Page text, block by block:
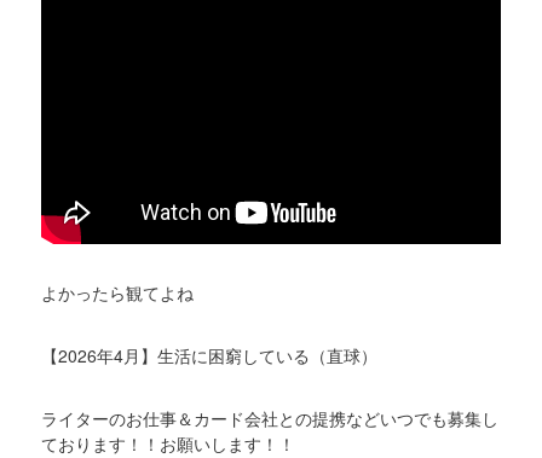
よかったら観てよね
【2026年4月】生活に困窮している（直球）
ライターのお仕事＆カード会社との提携などいつでも募集し
ております！！お願いします！！